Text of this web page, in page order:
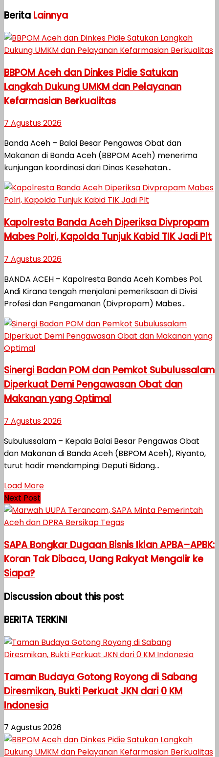
Berita Lainnya
BBPOM Aceh dan Dinkes Pidie Satukan
Langkah Dukung UMKM dan Pelayanan
Kefarmasian Berkualitas
7 Agustus 2026
Banda Aceh – Balai Besar Pengawas Obat dan
Makanan di Banda Aceh (BBPOM Aceh) menerima
kunjungan koordinasi dari Dinas Kesehatan...
Kapolresta Banda Aceh Diperiksa Divpropam
Mabes Polri, Kapolda Tunjuk Kabid TIK Jadi Plt
7 Agustus 2026
BANDA ACEH – Kapolresta Banda Aceh Kombes Pol.
Andi Kirana tengah menjalani pemeriksaan di Divisi
Profesi dan Pengamanan (Divpropam) Mabes...
Sinergi Badan POM dan Pemkot Subulussalam
Diperkuat Demi Pengawasan Obat dan
Makanan yang Optimal
7 Agustus 2026
Subulussalam – Kepala Balai Besar Pengawas Obat
dan Makanan di Banda Aceh (BBPOM Aceh), Riyanto,
turut hadir mendampingi Deputi Bidang...
Load More
Next Post
SAPA Bongkar Dugaan Bisnis Iklan APBA–APBK:
Koran Tak Dibaca, Uang Rakyat Mengalir ke
Siapa?
Discussion about this post
BERITA TERKINI
Taman Budaya Gotong Royong di Sabang
Diresmikan, Bukti Perkuat JKN dari 0 KM
Indonesia
7 Agustus 2026